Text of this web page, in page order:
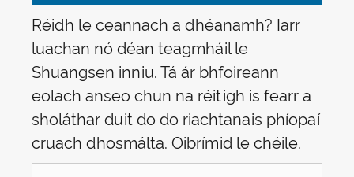
Réidh le ceannach a dhéanamh? Iarr
luachan nó déan teagmháil le
Shuangsen inniu. Tá ár bhfoireann
eolach anseo chun na réitigh is fearr a
sholáthar duit do do riachtanais phíopaí
cruach dhosmálta. Oibrímid le chéile.